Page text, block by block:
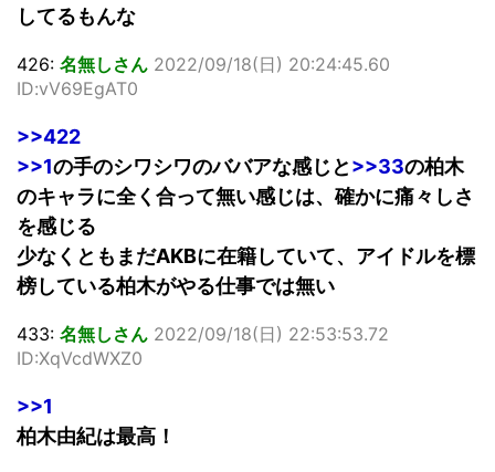
してるもんな
426: 名無しさん 2022/09/18(日) 20:24:45.60
ID:vV69EgAT0
>>422
>>1の手のシワシワのババアな感じと>>33の柏木
のキャラに全く合って無い感じは、確かに痛々しさ
を感じる
少なくともまだAKBに在籍していて、アイドルを標
榜している柏木がやる仕事では無い
433: 名無しさん 2022/09/18(日) 22:53:53.72
ID:XqVcdWXZ0
>>1
柏木由紀は最高！